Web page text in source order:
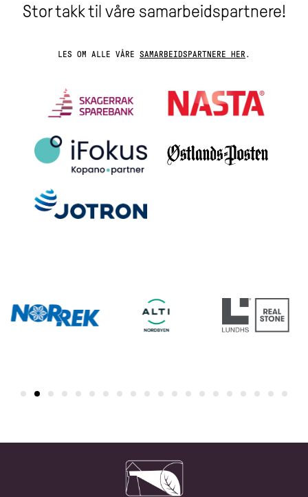
Stor takk til våre samarbeidspartnere!
LES OM ALLE VÅRE SAMARBEIDSPARTNERE HER .